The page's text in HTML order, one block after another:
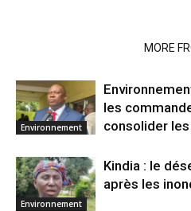
MORE
Environnement
les
consolider
Environnement
Kindia : le
après les